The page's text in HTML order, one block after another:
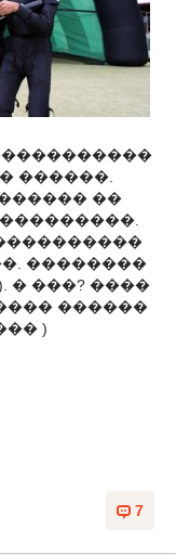
������.
��
��������
� ���? ����
������
)
7